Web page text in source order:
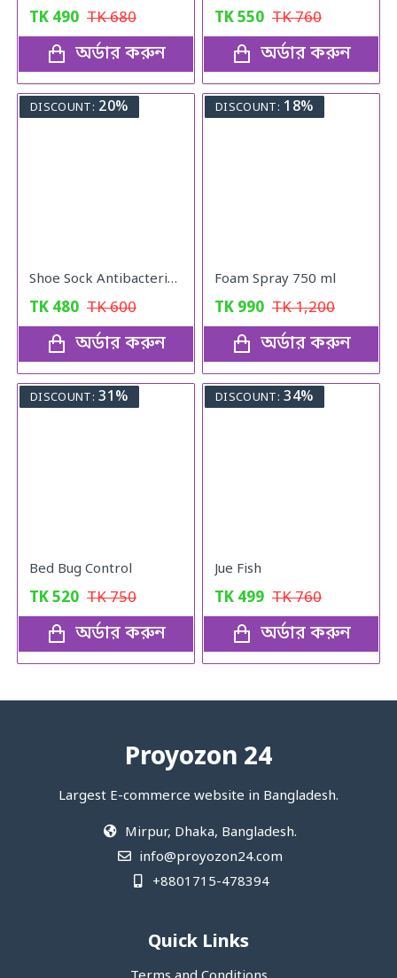
TK 490 TK680
অর্ডার করুন
TK550 TK760
অর্ডার করুন
DISCOUNT: 20%
Shoe Sock Antibacterial Spray
TK 480 TK600
অর্ডার করুন
DISCOUNT: 18%
Foam Spray 750 ml
TK 990 TK1,200
অর্ডার করুন
DISCOUNT: 31%
Bed Bug Control
TK520 TK750
অর্ডার করুন
DISCOUNT: 34%
Jue Fish
TK 499 TK760
অর্ডার করুন
Proyozon 24
Largest E-commerce website in Bangladesh.
Mirpur, Dhaka, Bangladesh.
info@proyozon24.com
+8801715-478394
Quick Links